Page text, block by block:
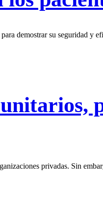
demostrar su seguridad y
privadas. Sin